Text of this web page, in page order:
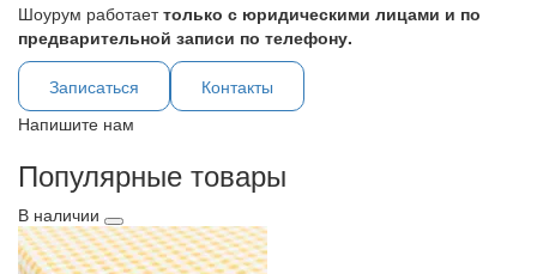
Шоурум работаеттолько с юридическими лицами и по
предварительной записи по телефону.
Записаться
Контакты
Напишите нам
Популярные товары
В наличии